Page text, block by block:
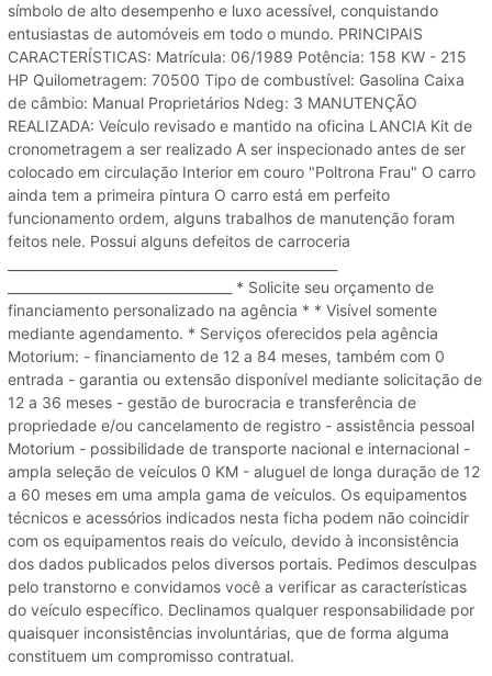
símbolo de alto desempenho e luxo acessível, conquistando
entusiastas de automóveis em todo o mundo. PRINCIPAIS
CARACTERÍSTICAS: Matrícula: 06/1989 Potência: 158 KW - 215
HP Quilometragem: 70500 Tipo de combustível: Gasolina Caixa
de câmbio: Manual Proprietários Ndeg: 3 MANUTENÇÃO
REALIZADA: Veículo revisado e mantido na oficina LANCIA Kit de
cronometragem a ser realizado A ser inspecionado antes de ser
colocado em circulação Interior em couro "Poltrona Frau" O carro
ainda tem a primeira pintura O carro está em perfeito
funcionamento ordem, alguns trabalhos de manutenção foram
feitos nele. Possui alguns defeitos de carroceria
__________________________________ * Solicite seu orçamento de
financiamento personalizado na agência * * Visível somente
mediante agendamento. * Serviços oferecidos pela agência
Motorium: - financiamento de 12 a 84 meses, também com 0
entrada - garantia ou extensão disponível mediante solicitação de
12 a 36 meses - gestão de burocracia e transferência de
propriedade e/ou cancelamento de registro - assistência pessoal
Motorium - possibilidade de transporte nacional e internacional -
ampla seleção de veículos 0 KM - aluguel de longa duração de 12
a 60 meses em uma ampla gama de veículos. Os equipamentos
técnicos e acessórios indicados nesta ficha podem não coincidir
com os equipamentos reais do veículo, devido à inconsistência
dos dados publicados pelos diversos portais. Pedimos desculpas
pelo transtorno e convidamos você a verificar as características
do veículo específico. Declinamos qualquer responsabilidade por
quaisquer inconsistências involuntárias, que de forma alguma
constituem um compromisso contratual.